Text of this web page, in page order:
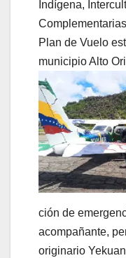
Indígena,
Plan de Vuelo
municipio Alto
ción de
acompañante,
originario